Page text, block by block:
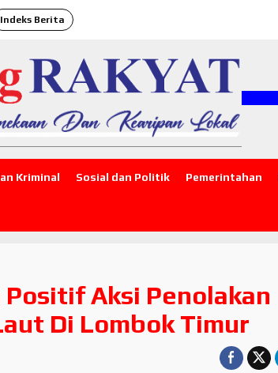
Indeks Berita
Kriminal Sosial dan Politik Pemerintahan
Aksi Penolakan
Di Lombok Timur